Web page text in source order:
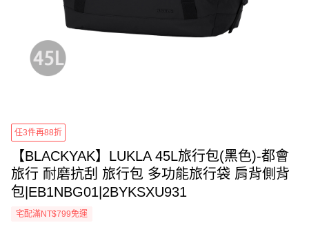
任3件再88折
【BLACKYAK】LUKLA 45L旅行包(黑色)-都會
旅行 耐磨抗刮 旅行包 多功能旅行袋 肩背側背
包|EB1NBG01|2BYKSXU931
宅配滿NT$799免運